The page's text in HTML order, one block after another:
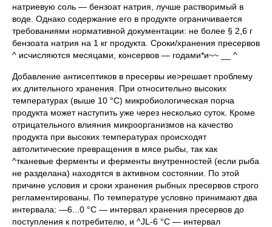
натриевую соль — бензоат натрия, лучше растворимый в
воде. Однако содержание его в продукте ограничивается
требованиями нормативной документации: не более § 2,6 г
бензоата натрия на 1 кг продукта. Сроки/хранения пресервов
^ исчисляются месяцами, консервов — годами*и~~ __ ^
Добавление антисептиков в пресервы ие>решает проблему
их длительного хранения. При относительно высоких
температурах (выше 10 °С) микробиологическая порча
продукта может наступить уже через несколько суток. Кроме
отрицательного влияния микроорганизмов на качество
продукта при высоких температурах происходят
автолитические превращения в мясе рыбы, так как
^тканевые ферменты и ферменты внутренностей (если рыба
не разделана) находятся в активном состоянии. По этой
причине условия и сроки хранения рыбных пресервов строго
регламентированы. По температуре условно принимают два
интервала: —6...0 °С — интервал хранения пресервов до
поступления к потребителю, и ^JL-6 °С — интервал